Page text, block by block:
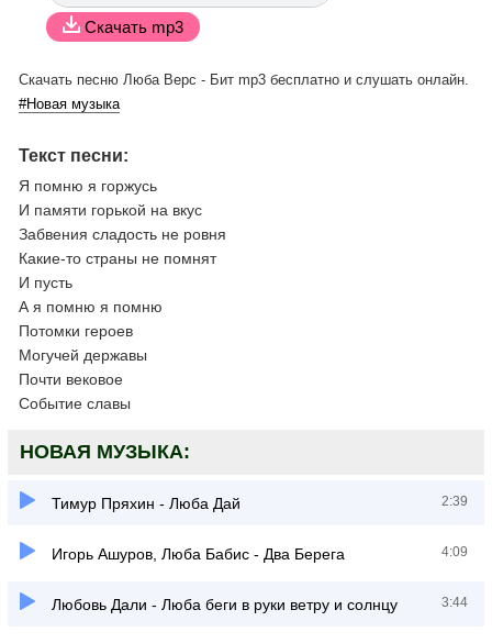
Скачать mp3
Скачать песню Люба Верс - Бит mp3 бесплатно и слушать онлайн.
#Новая музыка
Текст песни:
Я помню я горжусь
И памяти горькой на вкус
Забвения сладость не ровня
Какие-то страны не помнят
И пусть
А я помню я помню
Потомки героев
Могучей державы
Почти вековое
Событие славы
НОВАЯ МУЗЫКА:
Тимур Пряхин - Люба Дай 2:39
Игорь Ашуров, Люба Бабис - Два Берега 4:09
Любовь Дали - Люба беги в руки ветру и солнцу 3:44